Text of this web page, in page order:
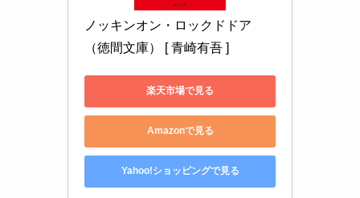
ノッキンオン・ロックドドア
（徳間文庫） [ 青崎有吾 ]
楽天市場で見る
Amazonで見る
Yahoo!ショッピングで見る